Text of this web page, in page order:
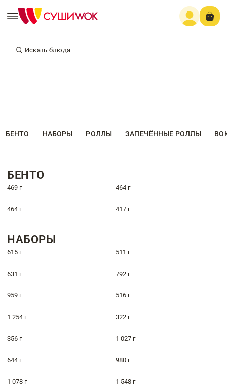
Искать блюда
БЕНТО НАБОРЫ РОЛЛЫ ЗАПЕЧЁННЫЕ РОЛЛЫ
БЕНТО
469 г 464 г
464 г 417 г
НАБОРЫ
615 г 511 г
631 г 792 г
959 г 516 г
1 254 г 322 г
356 г 1 027 г
644 г 980 г
1 078 г 1 548 г